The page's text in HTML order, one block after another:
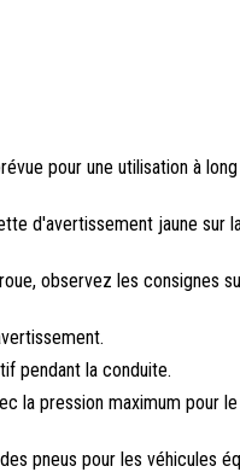
pour une utilisation à
d'avertissement jaune sur
observez les consignes
pendant la conduite.
la pression maximum pour
pneus pour les véhicules